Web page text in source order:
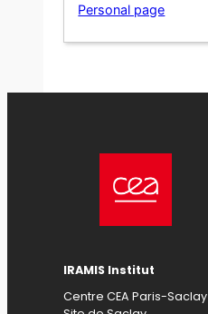
Personal page
IRAMIS Institut
Centre CEA Paris-Saclay